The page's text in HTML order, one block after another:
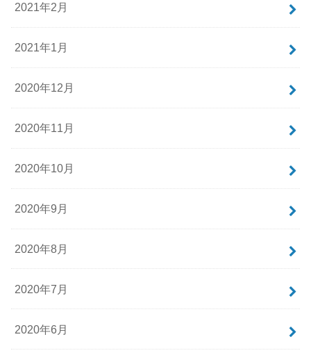
2021年2月
2021年1月
2020年12月
2020年11月
2020年10月
2020年9月
2020年8月
2020年7月
2020年6月